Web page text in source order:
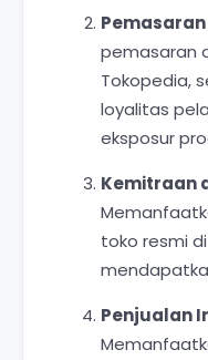
Pemasaran
pemasaran
Tokopedia,
loyalitas
eksposur
Kemitraan
toko resmi
Penjualan